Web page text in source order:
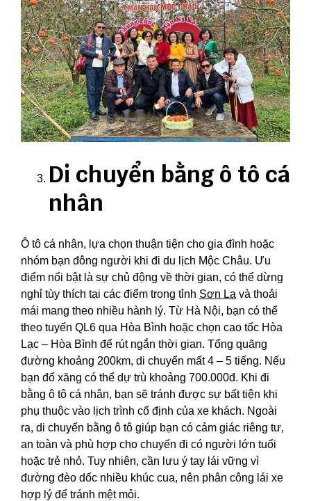
Di chuyển bằng ô tô cá
nhân
Ô tô cá nhân, lựa chọn thuận tiện cho gia đình hoặc
nhóm bạn đông người khi đi du lịch Mộc Châu. Ưu
điểm nổi bật là sự chủ động về thời gian, có thể dừng
nghỉ tùy thích tại các điểm trong tỉnh Sơn La và thoải
mái mang theo nhiều hành lý. Từ Hà Nội, bạn có thể
theo tuyến QL6 qua Hòa Bình hoặc chọn cao tốc Hòa
Lạc – Hòa Bình để rút ngắn thời gian. Tổng quãng
đường khoảng 200km, di chuyển mất 4 – 5 tiếng. Nếu
bạn đổ xăng có thể dự trù khoảng 700.000đ. Khi đi
bằng ô tô cá nhân, bạn sẽ tránh được sự bất tiện khi
phụ thuộc vào lịch trình cố định của xe khách. Ngoài
ra, di chuyển bằng ô tô giúp bạn có cảm giác riêng tư,
an toàn và phù hợp cho chuyến đi có người lớn tuổi
hoặc trẻ nhỏ. Tuy nhiên, cần lưu ý tay lái vững vì
đường đèo dốc nhiều khúc cua, nên phân công lái xe
hợp lý để tránh mệt mỏi.